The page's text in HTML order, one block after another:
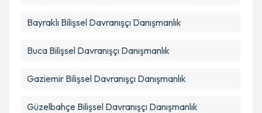
Takvim Talebini Gönder
Bayraklı Bilişsel Davranışçı Danışmanlık
Buca Bilişsel Davranışçı Danışmanlık
Gaziemir Bilişsel Davranışçı Danışmanlık
Güzelbahçe Bilişsel Davranışçı Danışmanlık